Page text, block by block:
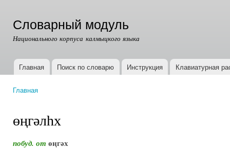
Словарный модуль
Национального корпуса калмыцкого языка
Главное меню
Главная Поиск по словарю Инструкция Клавиатурная
Главная
өңгәлһх
побуд. от өңгәх